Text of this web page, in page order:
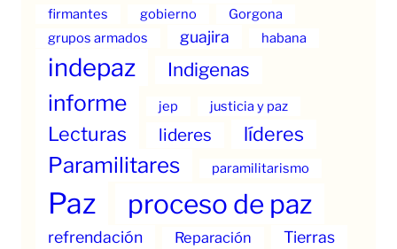
firmantes gobierno
Gorgona
grupos armados
guajira habana
indepaz Indigenas
informe jep justicia y paz
Lecturas lideres líderes
Paramilitares paramilitarismo
Paz proceso de paz
refrendación Reparación
Tierras